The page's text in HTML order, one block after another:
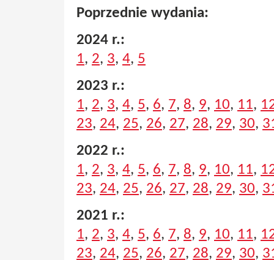
Poprzednie wydania:
2024 r.:
1, 2, 3, 4, 5
2023 r.:
1, 2, 3, 4, 5, 6, 7, 8, 9, 10, 11,
23, 24, 25, 26, 27, 28, 29, 30,
2022 r.:
1, 2, 3, 4, 5, 6, 7, 8, 9, 10, 11,
23, 24, 25, 26, 27, 28, 29, 30,
2021 r.:
1, 2, 3, 4, 5, 6, 7, 8, 9, 10, 11,
23, 24, 25, 26, 27, 28, 29, 30,